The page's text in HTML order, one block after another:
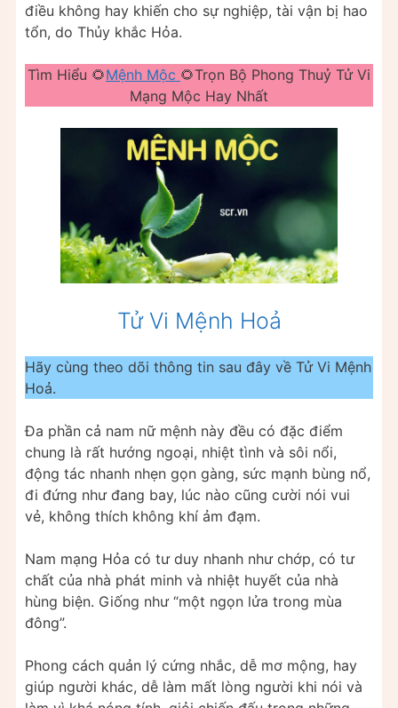
điều không hay khiến cho sự nghiệp, tài vận bị hao
tổn, do Thủy khắc Hỏa.
Tìm Hiểu 🌻Mệnh Mộc 🌻Trọn Bộ Phong Thuỷ Tử Vi
Mạng Mộc Hay Nhất
Tử Vi Mệnh Hoả
Hãy cùng theo dõi thông tin sau đây về Tử Vi Mệnh
Hoả.
Đa phần cả nam nữ mệnh này đều có đặc điểm
chung là rất hướng ngoại, nhiệt tình và sôi nổi,
động tác nhanh nhẹn gọn gàng, sức mạnh bùng nổ,
đi đứng như đang bay, lúc nào cũng cười nói vui
vẻ, không thích không khí ảm đạm.
Nam mạng Hỏa có tư duy nhanh như chớp, có tư
chất của nhà phát minh và nhiệt huyết của nhà
hùng biện. Giống như “một ngọn lửa trong mùa
đông”.
Phong cách quản lý cứng nhắc, dễ mơ mộng, hay
giúp người khác, dễ làm mất lòng người khi nói và